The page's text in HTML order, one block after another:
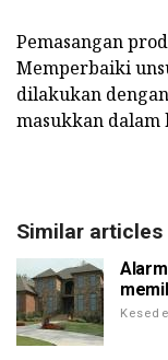
Pemasangan
Memperbaiki
dilakukan
masukkan dalam
Similar articles